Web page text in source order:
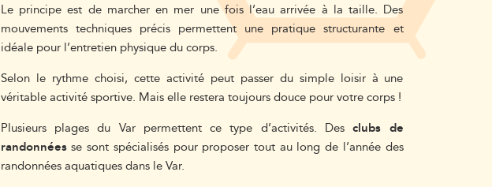
Le principe est de marcher en mer une fois l’eau arrivée à la taille. Des
mouvements techniques précis permettent une pratique structurante et
idéale pour l’entretien physique du corps.
Selon le rythme choisi, cette activité peut passer du simple loisir à une
véritable activité sportive. Mais elle restera toujours douce pour votre corps !
Plusieurs plages du Var permettent ce type d’activités. Desclubs de
randonnéesse sont spécialisés pour proposer tout au long de l’année des
randonnées aquatiques dans le Var.